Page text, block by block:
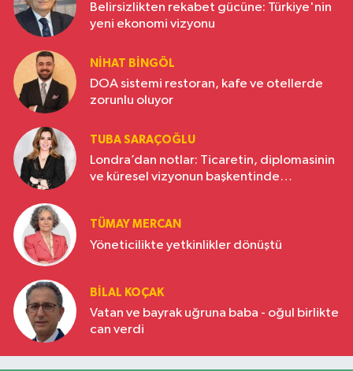
Belirsizlikten rekabet gücüne: Türkiye'nin
yeni ekonomi vizyonu
NIHAT BINGÖL
DOA sistemi restoran, kafe ve otellerde
zorunlu oluyor
TUBA SARAÇOĞLU
Londra’dan notlar: Ticaretin, diplomasinin
ve küresel vizyonun başkentinde
TÜMAY MERCAN
Yöneticilikte yetkinlikler dönüştü
BILAL KOÇAK
Vatan ve bayrak uğruna baba - oğul birlikte
can verdi